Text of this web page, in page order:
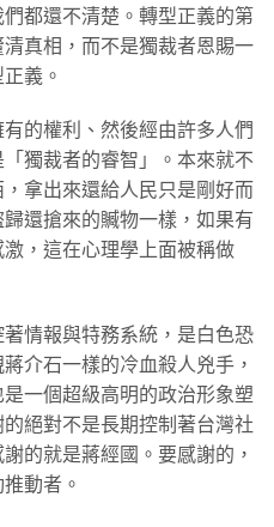
都還不清楚。轉型正義的第
真相，而不是獨裁者恩賜一
義。
的權利、然後經由許多人們
獨裁者的睿智」。本來就不
拿出來還給人民只是剛好而
還搶來的贓物一樣，如果有
，這在心理學上面被稱做
情報與特務系統，是白色恐
介石一樣的冷血殺人兇手，
一個超級高明的政治形象塑
絕對不是長期控制著台灣社
的就是蔣經國。要感謝的，
動者。